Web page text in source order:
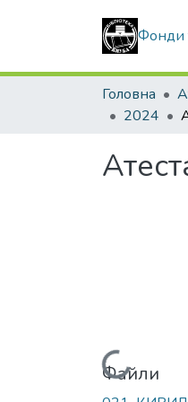
Фонди
Головна
2024
Файли